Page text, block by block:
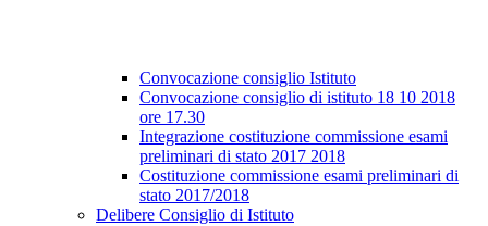
Convocazione consiglio Istituto
Convocazione consiglio di istituto 18 10 2018
ore 17.30
Integrazione costituzione commissione esami
preliminari di stato 2017 2018
Costituzione commissione esami preliminari di
stato 2017/2018
Delibere Consiglio di Istituto